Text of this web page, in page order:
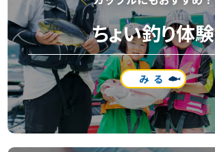
ちょい釣り体験
みる